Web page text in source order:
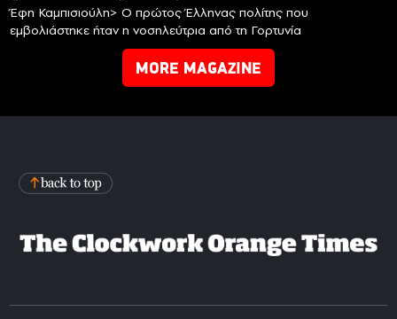
Έφη Καμπισιούλη> Ο πρώτος Έλληνας πολίτης που
εμβολιάστηκε ήταν η νοσηλεύτρια από τη Γορτυνία
MORE MAGAZINE